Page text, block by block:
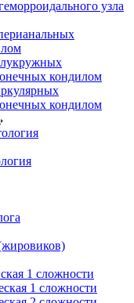
узла
кондилом
кондилом
1 сложности
1 сложности